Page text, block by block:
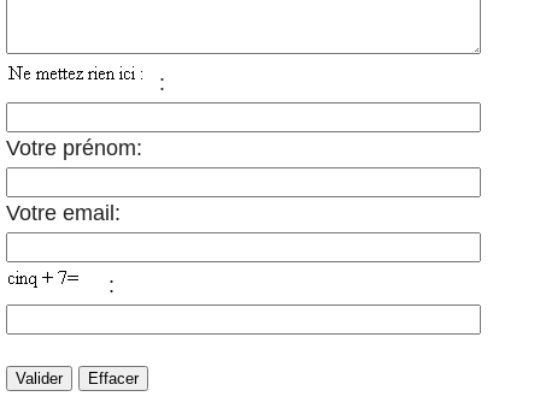
:
Votre prénom:
Votre email:
: